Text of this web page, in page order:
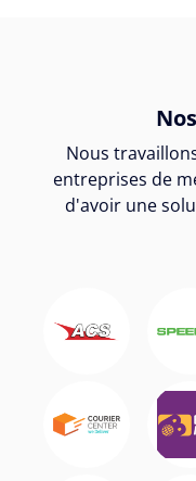
Nous
entreprises de
d'avoir une